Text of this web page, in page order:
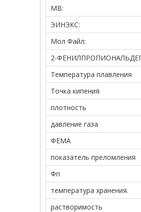
МВ:
ЭИНЭКС:
Мол Файл:
2-
Температура плавления
Точка кипения
плотность
давление газа
ФЕМА
показатель преломления
Фп
температура хранения.
растворимость